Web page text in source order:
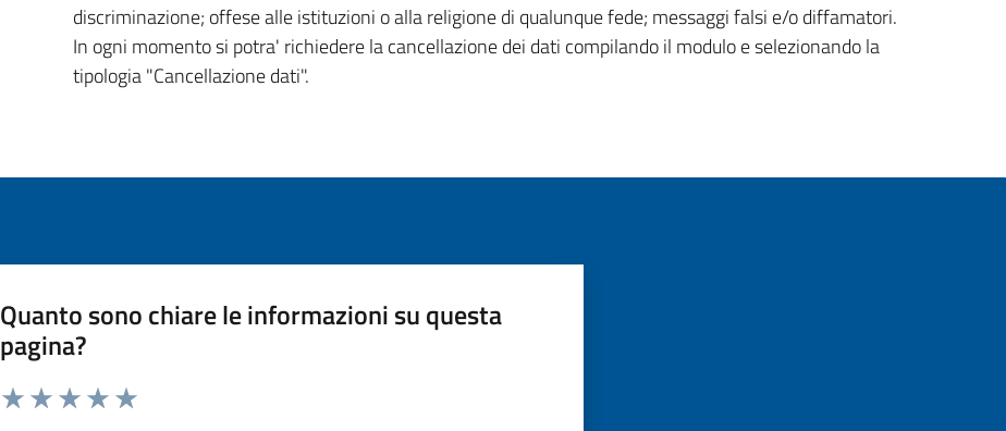
discriminazione; offese alle istituzioni o alla religione di qualunque fede; messaggi falsi e/o diffamatori.
In ogni momento si potra' richiedere la cancellazione dei dati compilando il modulo e selezionando la
tipologia "Cancellazione dati".
Quanto sono chiare le informazioni su questa
pagina?
Valuta da 1 a 5 stelle la pagina